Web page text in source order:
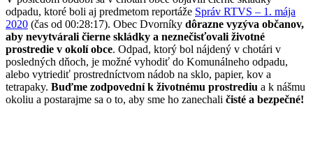
odpadu, ktoré boli aj predmetom reportáže Správ RTVS – 1. mája
2020 (čas od 00:28:17). Obec Dvorníky dôrazne vyzýva občanov,
aby nevytvárali čierne skládky a neznečisťovali životné
prostredie v okolí obce. Odpad, ktorý bol nájdený v chotári v
posledných dňoch, je možné vyhodiť do Komunálneho odpadu,
alebo vytriediť prostredníctvom nádob na sklo, papier, kov a
tetrapaky. Buďme zodpovední k životnému prostrediu a k nášmu
okoliu a postarajme sa o to, aby sme ho zanechali čisté a bezpečné!